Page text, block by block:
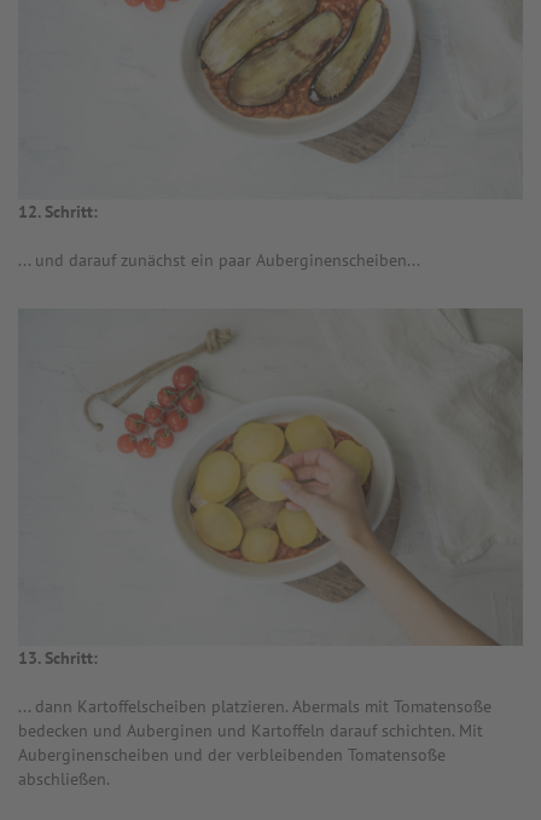
12. Schritt:
... und darauf zunächst ein paar Auberginenscheiben...
13. Schritt:
... dann Kartoffelscheiben platzieren. Abermals mit Tomatensoße
bedecken und Auberginen und Kartoffeln darauf schichten. Mit
Auberginenscheiben und der verbleibenden Tomatensoße
abschließen.